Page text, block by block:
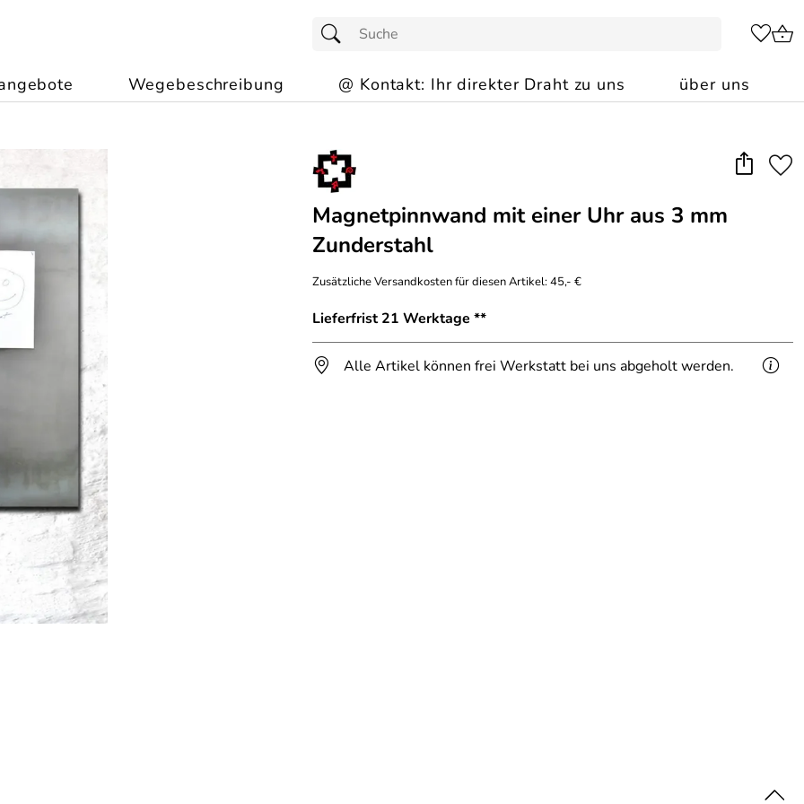
Wegebeschreibung @ Kontakt: Ihr direkter Draht zu uns über uns
Magnetpinnwand mit einer Uhr aus 3 mm
Zunderstahl
Zusätzliche Versandkosten für diesen Artikel: 45,- €
Lieferfrist 21 Werktage **
Alle Artikel können frei Werkstatt bei uns abgeholt werden.